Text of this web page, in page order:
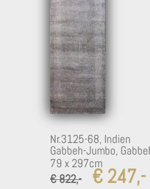
Nr.3125-68, Indien
Gabbeh-Jumbo,
79 x 297cm
€ 822,-
€ 247,-